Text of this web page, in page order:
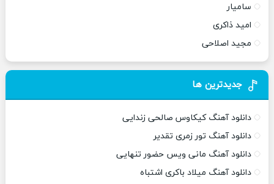
سامیار
امید ذاکری
مجید اصلاحی
جدیدترین ها
دانلود آهنگ کیکاوس صالحی زندایی
دانلود آهنگ تور زمری تقدیر
دانلود آهنگ مانی ویس حضور تنهایی
دانلود آهنگ میلاد باکری اشتباه